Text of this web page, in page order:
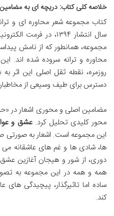
خلاصه کلی کتاب: دریچه ای به مضامین
مجموعه، همانطور که از نامش
محاوره و ترانه سروده شده اند.
روزمره، نقطه ثقل اصلی این اثر
دسترس برای طیف وسیعی از
مضامین اصلی و محوری اشعار در
محور کلیدی تحلیل کرد.عشق و
این مجموعه است. اشعار به صورتی
ها، شادی ها و غم های عاشقانه می
دوری، از شور و هیجان آغازین
همه و همه در این مجموعه به
ساده اما تاثیرگذار، پیچیدگی
کند.